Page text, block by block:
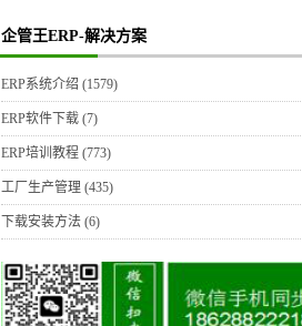
企管王ERP-解决方案
ERP系统介绍 (1579)
ERP软件下载 (7)
ERP培训教程 (773)
工厂生产管理 (435)
下载安装方法 (6)